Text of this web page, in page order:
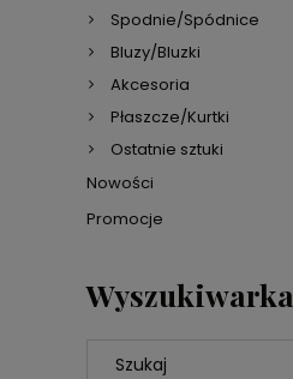
Spodnie/Spódnice
Bluzy/Bluzki
Akcesoria
Płaszcze/Kurtki
Ostatnie sztuki
Nowości
Promocje
Wyszukiwarka